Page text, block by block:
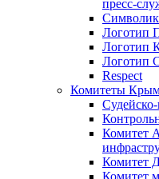
пресс-
Логотип
Логотип
Логотип
Respect
Комитеты
Комитет
Комитет
Комитет